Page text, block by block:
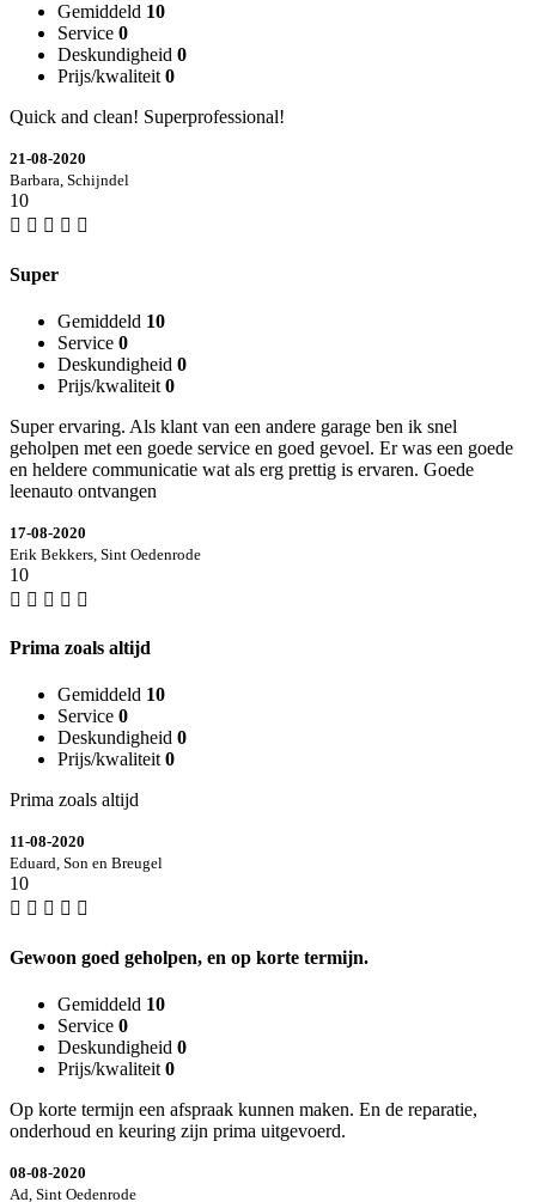
Gemiddeld 10
Service 0
Deskundigheid 0
Prijs/kwaliteit 0
Quick and clean! Superprofessional!
21-08-2020
Barbara, Schijndel
10
Super
Gemiddeld 10
Service 0
Deskundigheid 0
Prijs/kwaliteit 0
Super ervaring. Als klant van een andere garage ben ik snel
geholpen met een goede service en goed gevoel. Er was een goede
en heldere communicatie wat als erg prettig is ervaren. Goede
leenauto ontvangen
17-08-2020
Erik Bekkers, Sint Oedenrode
10
Prima zoals altijd
Gemiddeld 10
Service 0
Deskundigheid 0
Prijs/kwaliteit 0
Prima zoals altijd
11-08-2020
Eduard, Son en Breugel
10
Gewoon goed geholpen, en op korte termijn.
Gemiddeld 10
Service 0
Deskundigheid 0
Prijs/kwaliteit 0
Op korte termijn een afspraak kunnen maken. En de reparatie,
onderhoud en keuring zijn prima uitgevoerd.
08-08-2020
Ad, Sint Oedenrode